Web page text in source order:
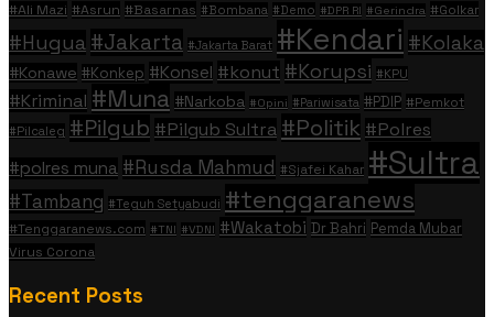
#Ali Mazi #Asrun #Basarnas #Bombana #Demo #DPR RI #Gerindra #Golkar
#Hugua #Jakarta #Jakarta Barat #Kendari #Kolaka
#Konawe #Konkep #Konsel #konut #Korupsi #KPU
#Kriminal #Muna #Narkoba #Opini #Pariwisata #PDIP #Pemkot
#Pilcaleg #Pilgub #Pilgub Sultra #Politik #Polres
#polres muna #Rusda Mahmud #Sjafei Kahar #Sultra
#Tambang #Teguh Setyabudi #tenggaranews
#Tenggaranews.com #TNI #VDNI #Wakatobi Dr Bahri Pemda Mubar
Virus Corona
Recent Posts